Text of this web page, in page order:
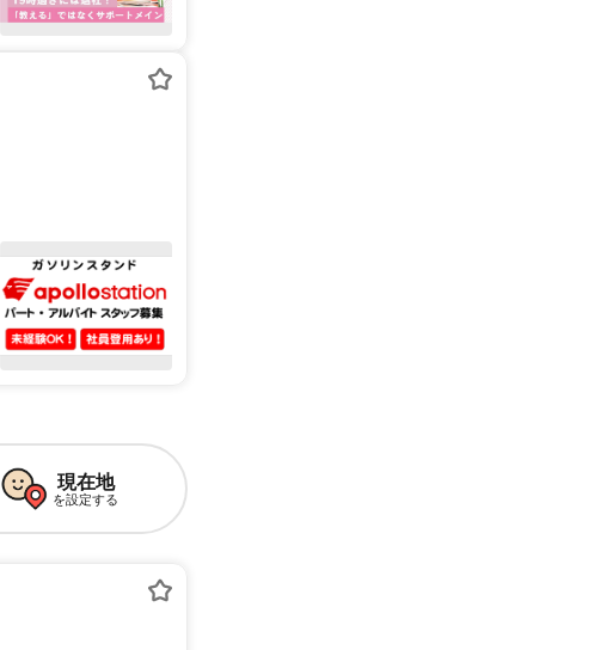
現在地
を設定する